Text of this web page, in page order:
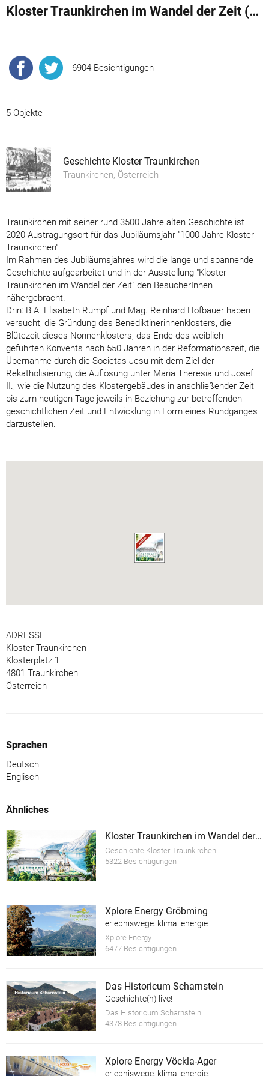
Kloster Traunkirchen im Wandel der Zeit (Auszug)
6904 Besichtigungen
5 Objekte
Geschichte Kloster Traunkirchen
Traunkirchen, Österreich
Traunkirchen mit seiner rund 3500 Jahre alten Geschichte ist
2020 Austragungsort für das Jubiläumsjahr "1000 Jahre Kloster
Traunkirchen".
Im Rahmen des Jubiläumsjahres wird die lange und spannende
Geschichte aufgearbeitet und in der Ausstellung "Kloster
Traunkirchen im Wandel der Zeit" den BesucherInnen
nähergebracht.
Drin: B.A. Elisabeth Rumpf und Mag. Reinhard Hofbauer haben
versucht, die Gründung des Benediktinerinnenklosters, die
Blütezeit dieses Nonnenklosters, das Ende des weiblich
geführten Konvents nach 550 Jahren in der Reformationszeit, die
Übernahme durch die Societas Jesu mit dem Ziel der
Rekatholisierung, die Auflösung unter Maria Theresia und Josef
II., wie die Nutzung des Klostergebäudes in anschließender Zeit
bis zum heutigen Tage jeweils in Beziehung zur betreffenden
geschichtlichen Zeit und Entwicklung in Form eines Rundganges
darzustellen.
ADRESSE
Kloster Traunkirchen
Klosterplatz 1
4801 Traunkirchen
Österreich
Sprachen
Deutsch
Englisch
Ähnliches
Kloster Traunkirchen im Wandel der Zeit
Geschichte Kloster Traunkirchen
5322 Besichtigungen
Xplore Energy Gröbming
erlebniswege. klima. energie
Xplore Energy
6477 Besichtigungen
Das Historicum Scharnstein
Geschichte(n) live!
Das Historicum Scharnstein
4378 Besichtigungen
Xplore Energy Vöckla-Ager
erlebniswege. klima. energie.